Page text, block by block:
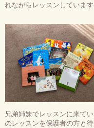
れながらレッスンしています
兄弟姉妹でレッスンに来て
のレッスンを保護者の方と